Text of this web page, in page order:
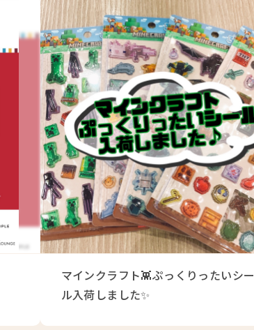
マインクラフト👾ぷっくりったいシー
ル入荷しました✨